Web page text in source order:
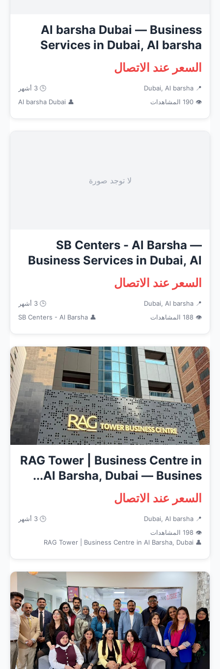
Al barsha Dubai — Business
Services in Dubai, Al barsha
السعر عند الاتصال
📍 Dubai, Al barsha
🕒 3 أشهر
👁 190 المشاهدات
👤 Al barsha Dubai
لا توجد صورة
SB Centers - Al Barsha —
Business Services in Dubai, Al
b...
السعر عند الاتصال
📍 Dubai, Al barsha
🕒 3 أشهر
👁 188 المشاهدات
👤 SB Centers - Al Barsha
RAG Tower | Business Centre in
Al Barsha, Dubai — Busines...
السعر عند الاتصال
📍 Dubai, Al barsha
🕒 3 أشهر
👁 198 المشاهدات
👤 RAG Tower | Business Centre in Al Barsha, Dubai